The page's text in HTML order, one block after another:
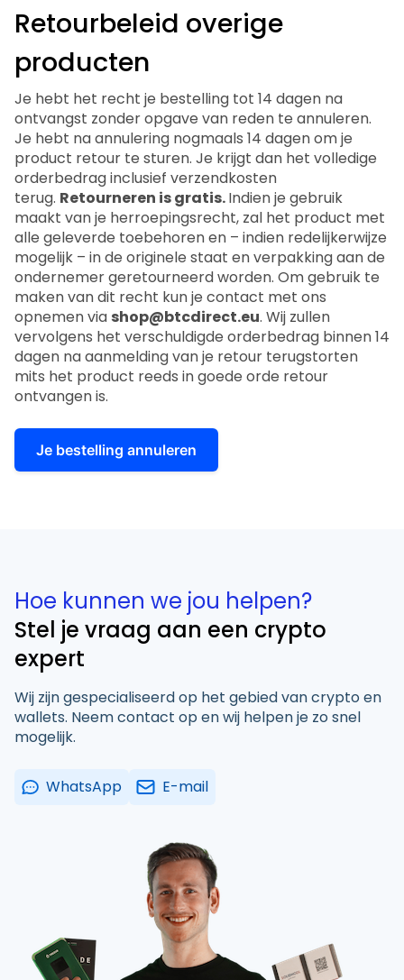
Retourbeleid overige
producten
Je hebt het recht je bestelling tot 14 dagen na
ontvangst zonder opgave van reden te annuleren.
Je hebt na annulering nogmaals 14 dagen om je
product retour te sturen. Je krijgt dan het volledige
orderbedrag inclusief verzendkosten
terug. Retourneren is gratis.Indien je gebruik
maakt van je herroepingsrecht, zal het product met
alle geleverde toebehoren en – indien redelijkerwijze
mogelijk – in de originele staat en verpakking aan de
ondernemer geretourneerd worden. Om gebruik te
maken van dit recht kun je contact met ons
opnemen via shop@btcdirect.eu. Wij zullen
vervolgens het verschuldigde orderbedrag binnen 14
dagen na aanmelding van je retour terugstorten
mits het product reeds in goede orde retour
ontvangen is.
Je bestelling annuleren
Hoe kunnen we jou helpen?
Stel je vraag aan een crypto
expert
Wij zijn gespecialiseerd op het gebied van crypto en
wallets. Neem contact op en wij helpen je zo snel
mogelijk.
WhatsApp E-mail